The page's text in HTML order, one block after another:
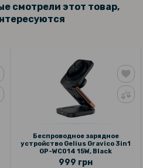
смотрели этот товар,
Беспроводное зарядное
устройство Gelius Gravico 3in1
GP-WC014 15W, Black
999 грн